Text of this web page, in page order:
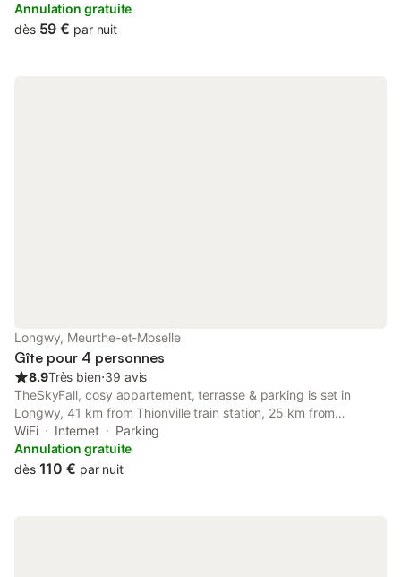
also provides guests with a sun terrace.
Annulation gratuite
dès 59 € par nuit
Longwy, Meurthe-et-Moselle
Gîte pour 4 personnes
8.9Très bien⋅39 avis
TheSkyFall, cosy appartement, terrasse & parking is set in
Longwy, 41 km from Thionville train station, 25 km from
Rockhal, as well as 37 km from National Theatre Luxembourg.
WiFi Internet
Parking
Annulation gratuite
dès 110 € par nuit